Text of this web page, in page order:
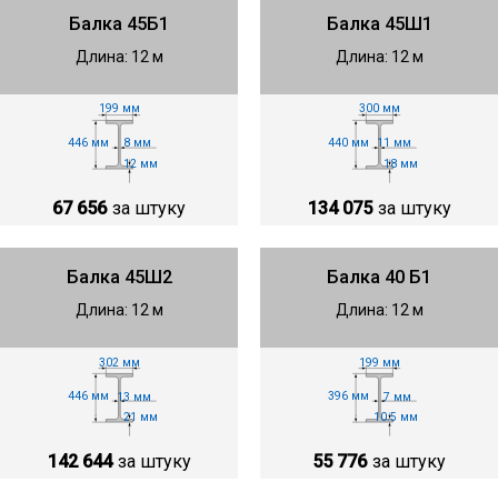
Балка 45Б1
Длина: 12 м
446 мм
199 мм
8 мм
12 мм
67 656 за штуку
Балка 45Ш1
Длина: 12 м
440 мм
300 мм
11 мм
18 мм
134 075 за штуку
Балка 45Ш2
Длина: 12 м
446 мм
302 мм
13 мм
21 мм
142 644 за штуку
Балка 40 Б1
Длина: 12 м
396 мм
199 мм
7 мм
10.5 мм
55 776 за штуку